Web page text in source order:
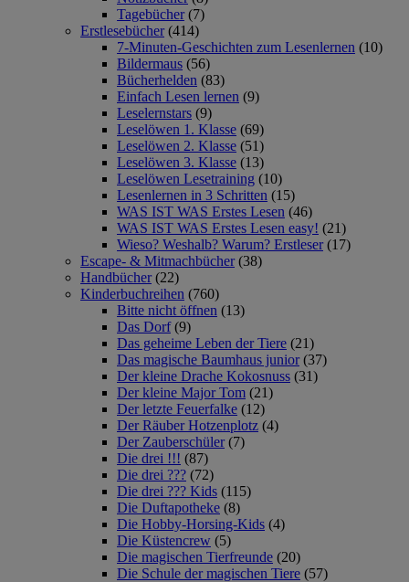
Tagebücher (7)
Erstlesebücher (414)
7-Minuten-Geschichten zum Lesenlernen (10)
Bildermaus (56)
Bücherhelden (83)
Einfach Lesen lernen (9)
Leselernstars (9)
Leselöwen 1. Klasse (69)
Leselöwen 2. Klasse (51)
Leselöwen 3. Klasse (13)
Leselöwen Lesetraining (10)
Lesenlernen in 3 Schritten (15)
WAS IST WAS Erstes Lesen (46)
WAS IST WAS Erstes Lesen easy! (21)
Wieso? Weshalb? Warum? Erstleser (17)
Escape- & Mitmachbücher (38)
Handbücher (22)
Kinderbuchreihen (760)
Bitte nicht öffnen (13)
Das Dorf (9)
Das geheime Leben der Tiere (21)
Das magische Baumhaus junior (37)
Der kleine Drache Kokosnuss (31)
Der kleine Major Tom (21)
Der letzte Feuerfalke (12)
Der Räuber Hotzenplotz (4)
Der Zauberschüler (7)
Die drei !!! (87)
Die drei ??? (72)
Die drei ??? Kids (115)
Die Duftapotheke (8)
Die Hobby-Horsing-Kids (4)
Die Küstencrew (5)
Die magischen Tierfreunde (20)
Die Schule der magischen Tiere (57)